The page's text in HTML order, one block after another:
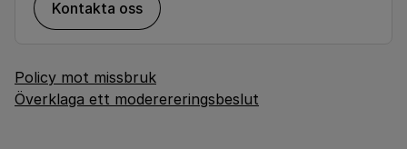
Kontakta oss
Policy mot missbruk
Överklaga ett moderereringsbeslut